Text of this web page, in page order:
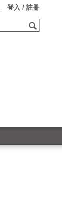
登入 / 註冊